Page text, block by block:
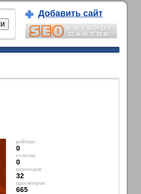
Добавить сайт
рейтинг:
0
голосов:
0
переходов:
32
просмотров:
665